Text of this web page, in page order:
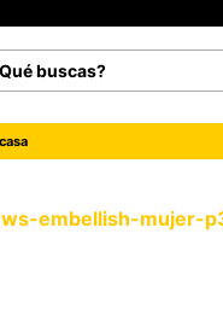
buscas?
embellish-mujer-